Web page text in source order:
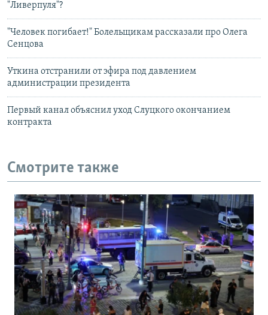
"Ливерпуля"?
"Человек погибает!" Болельщикам рассказали про Олега
Сенцова
Уткина отстранили от эфира под давлением
администрации президента
Первый канал объяснил уход Слуцкого окончанием
контракта
Смотрите также